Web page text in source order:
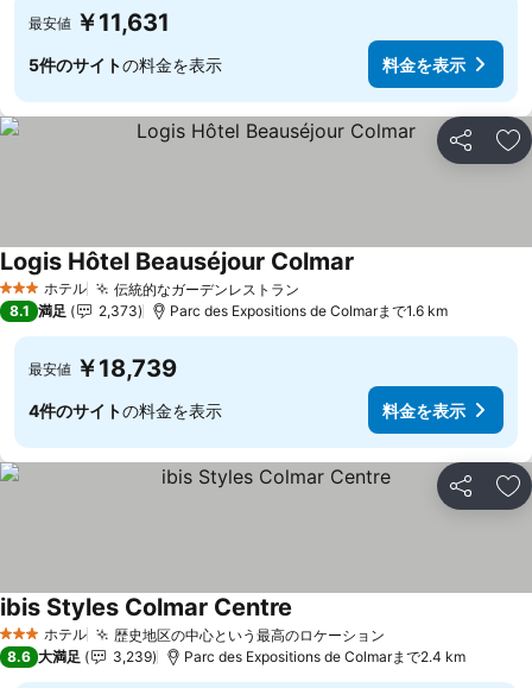
最安値 ￥11,631
5件のサイトの料金を表示 料金を表示
シェア お
3 ホテルのランク
ホテル 伝統的なガーデンレストラン
Logis Hôtel Beauséjour Colmar
8.1 満足 2,373 Parc des Expositions de Colmarまで1.6 km
最安値 ￥18,739
4件のサイトの料金を表示 料金を表示
シェア お
3 ホテルのランク
ホテル 歴史地区の中心という最高のロケーション
ibis Styles Colmar Centre
8.6 大満足 3,239 Parc des Expositions de Colmarまで2.4 km